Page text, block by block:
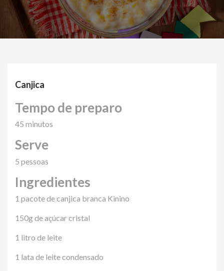
Canjica
Tempo de preparo
45 minutos
Serve
5 pessoas
Ingredientes
1 pacote de canjica branca Kinino
150g de açúcar cristal
1 litro de leite
1 lata de leite condensado